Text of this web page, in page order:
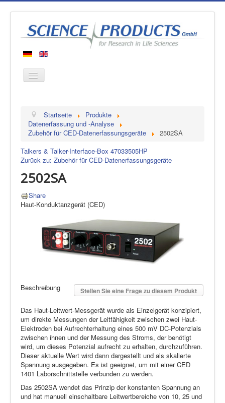
Produkte
Hersteller
Über uns
Startseite
Produkte
Datenerfassung und -Analyse
Zubehör für CED-Datenerfassungsgeräte
2502SA
Talkers & Talker-Interface-Box 47033505HP
Zurück zu: Zubehör für CED-Datenerfassungsgeräte
2502SA
Share
Haut-Konduktanzgerät (CED)
Stellen Sie eine Frage zu diesem Produkt
Beschreibung
Das Haut-Leitwert-Messgerät wurde als Einzelgerät konzipiert,
um direkte Messungen der Leitfähigkeit zwischen zwei Haut-
Elektroden bei Aufrechterhaltung eines 500 mV DC-Potenzials
zwischen ihnen und der Messung des Stroms, der benötigt
wird, um dieses Potenzial aufrecht zu erhalten, durchzuführen.
Dieser aktuelle Wert wird dann dargestellt und als skalierte
Spannung ausgegeben. Es ist geeignet, um mit einer CED
1401 Laborschnittstelle verbunden zu werden.
Das 2502SA wendet das Prinzip der konstanten Spannung an
und hat manuell einschaltbare Leitwertbereiche von 10, 25 und